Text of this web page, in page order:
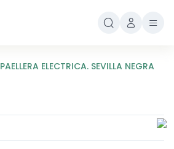
PAELLERA ELECTRICA. SEVILLA NEGRA